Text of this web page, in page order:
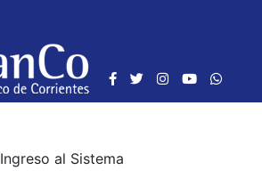
Ingreso al Sistema